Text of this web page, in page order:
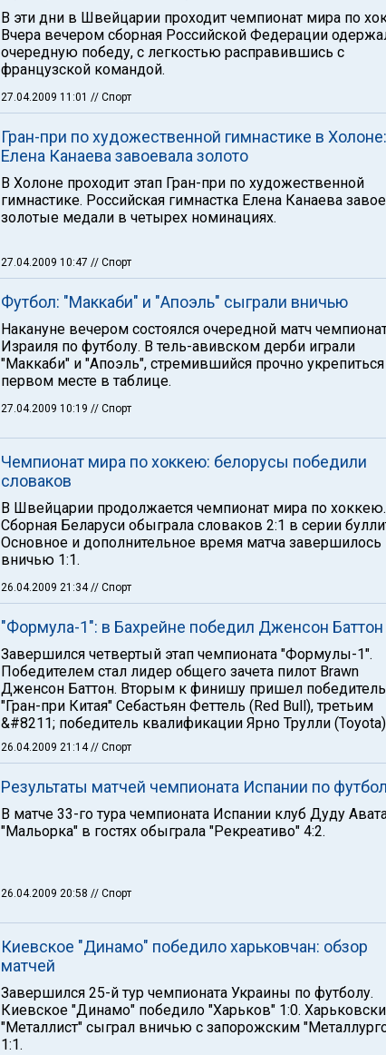
В эти дни в Швейцарии проходит чемпионат мира по
Вчера вечером сборная Российской Федерации
очередную победу, с легкостью расправившись с
французской командой.
27.04.2009 11:01 // Спорт
Гран-при по художественной гимнастике в Холоне:
Елена Канаева завоевала золото
В Холоне проходит этап Гран-при по художественной
гимнастике. Российская гимнастка Елена Канаева
золотые медали в четырех номинациях.
27.04.2009 10:47 // Спорт
Футбол: "Маккаби" и "Апоэль" сыграли вничью
Накануне вечером состоялся очередной матч
Израиля по футболу. В тель-авивском дерби играли
"Маккаби" и "Апоэль", стремившийся прочно
первом месте в таблице.
27.04.2009 10:19 // Спорт
Чемпионат мира по хоккею: белорусы победили
словаков
В Швейцарии продолжается чемпионат мира по хоккею.
Сборная Беларуси обыграла словаков 2:1 в серии
Основное и дополнительное время матча завершилось
вничью 1:1.
26.04.2009 21:34// Спорт
"Формула-1": в Бахрейне победил Дженсон Баттон
Завершился четвертый этап чемпионата "Формулы-1".
Победителем стал лидер общего зачета пилот Brawn
Дженсон Баттон. Вторым к финишу пришел победитель
"Гран-при Китая" Себастьян Феттель (Red Bull), третьим
&#8211; победитель квалификации Ярно Трулли
26.04.2009 21:14// Спорт
Результаты матчей чемпионата Испании по
В матче 33-го тура чемпионата Испании клуб Дуду
"Мальорка" в гостях обыграла "Рекреативо" 4:2.
26.04.2009 20:58 // Спорт
Киевское "Динамо" победило харьковчан: обзор
матчей
Завершился 25-й тур чемпионата Украины по футболу.
Киевское "Динамо" победило "Харьков" 1:0.
"Металлист" сыграл вничью с запорожским
1:1.